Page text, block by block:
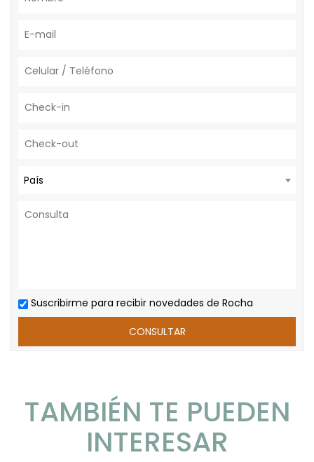
País
Suscribirme para recibir novedades de Rocha
TAMBIÉN TE PUEDEN
INTERESAR